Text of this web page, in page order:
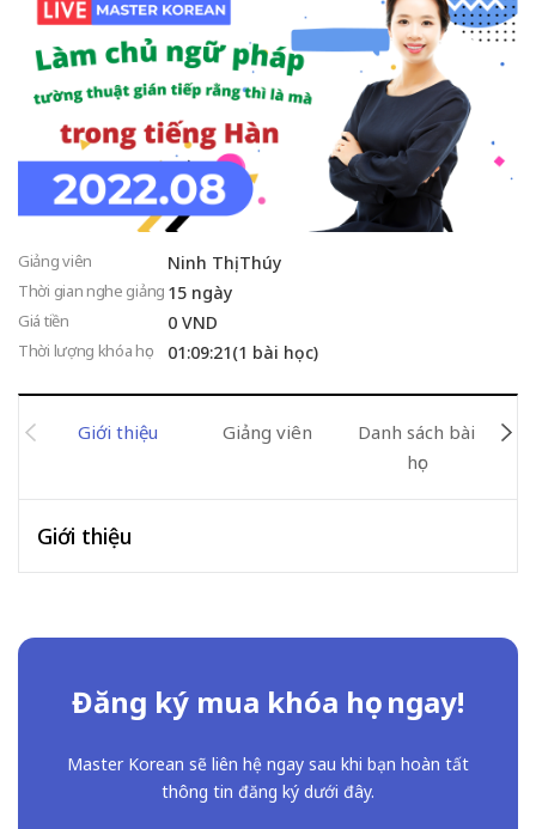
Giảng viên Ninh Thị Thúy
Thời gian nghe giảng 15 ngày
Giá tiền 0 VND
Thời lượng khóa học 01:09:21(1 bài học)
Giới thiệu Giảng viên
Danh sách bài
học
Giới thiệu
Đăng ký mua khóa học ngay!
Master Korean sẽ liên hệ ngay sau khi bạn hoàn tất
thông tin đăng ký dưới đây.